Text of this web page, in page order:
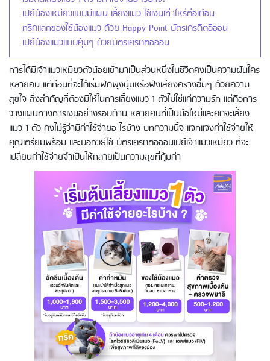
เปย์น้องเหมียวแบบมีแผน เลี้ยงแมว ใช้เงินเท่าไหร่ต่อเดือน
ทริคแลกของใช้น้องแมว ด้วย Happy Point บัตรเครดิตอิออน
เปย์น้องแมวแบบคุ้มๆ ด้วยบัตรเครดิตอิออน
การได้มีเจ้าแมวเหมียวตัวน้อยเข้ามาเป็นส่วนหนึ่งในชีวิตคงเป็นความฝันใคร
หลายคน แต่ก่อนที่จะได้เริ่มฟัดพุงนุ่มหรือฟังเสียงครางฮึ่มๆ ด้วยความ
สุขใจ สิ่งสำคัญที่ต้องมีให้ในการเลี้ยงแมว 1 ตัวไม่ใช่แค่ความรัก แต่คือการ
วางแผนทางการเงินอย่างรอบด้าน หลายคนที่เป็นมือใหม่และคิดจะเลี้ยง
แมว 1 ตัว คงไม่รู้ว่ามีค่าใช้จ่ายอะไรบ้าง บทความนี้จะแจกแจงค่าใช้จ่ายให้
คุณเตรียมพร้อม และบอกวิธีใช้ บัตรเครดิตอิออนเปย์เจ้าแมวเหมียว ที่จะ
เปลี่ยนค่าใช้จ่ายจำเป็นให้กลายเป็นความสุขที่คุ้มค่า